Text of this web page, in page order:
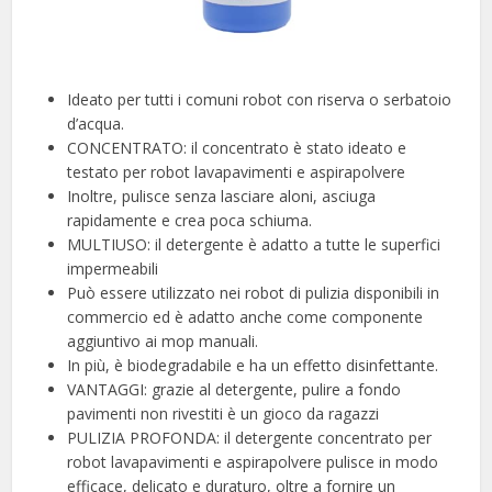
Ideato per tutti i comuni robot con riserva o serbatoio
d’acqua.
CONCENTRATO: il concentrato è stato ideato e
testato per robot lavapavimenti e aspirapolvere
Inoltre, pulisce senza lasciare aloni, asciuga
rapidamente e crea poca schiuma.
MULTIUSO: il detergente è adatto a tutte le superfici
impermeabili
Può essere utilizzato nei robot di pulizia disponibili in
commercio ed è adatto anche come componente
aggiuntivo ai mop manuali.
In più, è biodegradabile e ha un effetto disinfettante.
VANTAGGI: grazie al detergente, pulire a fondo
pavimenti non rivestiti è un gioco da ragazzi
PULIZIA PROFONDA: il detergente concentrato per
robot lavapavimenti e aspirapolvere pulisce in modo
efficace, delicato e duraturo, oltre a fornire un